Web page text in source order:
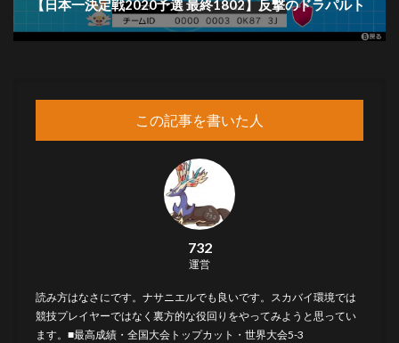
【日本一決定戦2020予選 最終1802】反撃のドラパルト
この記事を書いた人
732
運営
読み方はなさにです。ナサニエルでも良いです。スカバイ環境では
競技プレイヤーではなく裏方的な役回りをやってみようと思ってい
ます。■最高成績・全国大会トップカット・世界大会5-3